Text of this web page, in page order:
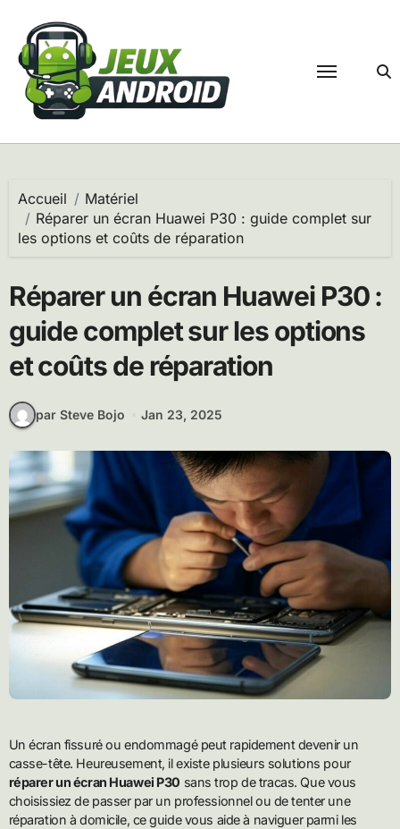
contenu
Accueil
Matériel
Réparer un écran Huawei P30 : guide complet sur
les options et coûts de réparation
Réparer un écran Huawei P30 :
guide complet sur les options
et coûts de réparation
par Steve Bojo Jan 23, 2025
Un écran fissuré ou endommagé peut rapidement devenir un
casse-tête. Heureusement, il existe plusieurs solutions pour
réparer un écran Huawei P30 sans trop de tracas. Que vous
choisissiez de passer par un professionnel ou de tenter une
réparation à domicile, ce guide vous aide à naviguer parmi les